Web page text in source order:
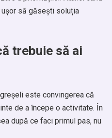
să găsești soluția
trebuie să ai
este convingerea că
de a începe o activitate. În
după ce faci primul pas, nu